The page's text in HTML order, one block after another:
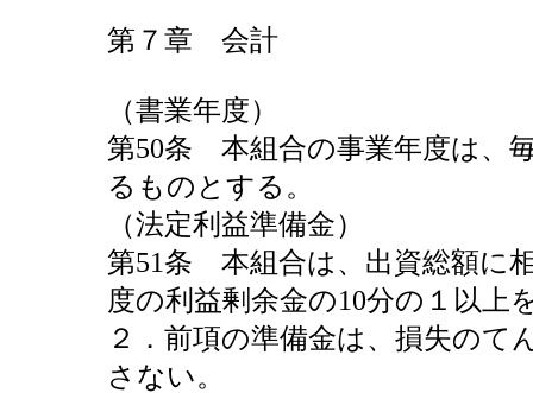
第７章 会計
（書業年度）
第50条 本組合の事業年度は、
るものとする。
（法定利益準備金）
第51条 本組合は、出資総額に
度の利益剰余金の10分の１以
２．前項の準備金は、損失の
さない。